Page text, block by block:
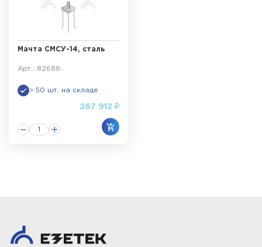
Мачта СМСУ-14, сталь
Арт.: 82688
> 50 шт. на складе
267 912 ₽